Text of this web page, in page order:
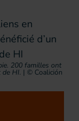
200 familles ont
de HI. | © Coalición